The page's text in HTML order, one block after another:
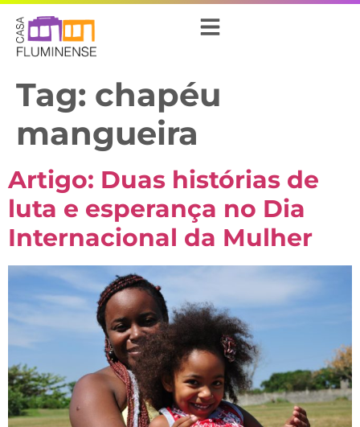
Tag: chapéu
mangueira
Artigo: Duas histórias de
luta e esperança no Dia
Internacional da Mulher